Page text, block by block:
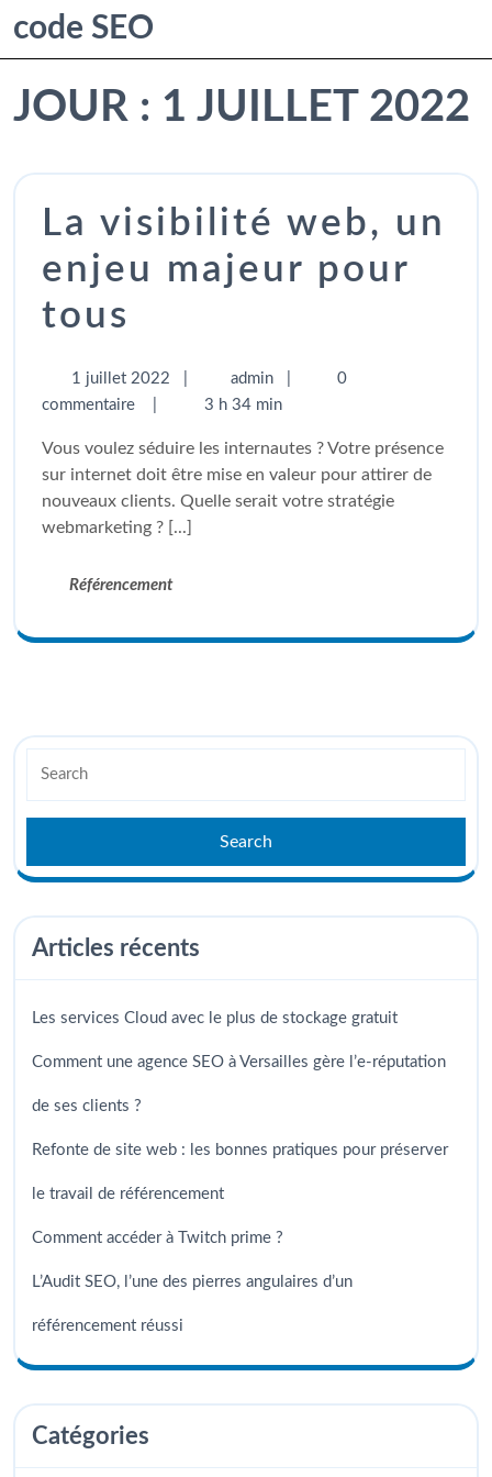
code SEO
JOUR : 1 JUILLET 2022
La visibilité web, un
enjeu majeur pour
tous
1 juillet 2022 admin
0
commentaire
3 h 34 min
Vous voulez séduire les internautes ? Votre présence
sur internet doit être mise en valeur pour attirer de
nouveaux clients. Quelle serait votre stratégie
webmarketing ? [...]
Référencement
Articles récents
Les services Cloud avec le plus de stockage gratuit
Comment une agence SEO à Versailles gère l’e-réputation
de ses clients ?
Refonte de site web : les bonnes pratiques pour préserver
le travail de référencement
Comment accéder à Twitch prime ?
L’Audit SEO, l’une des pierres angulaires d’un
référencement réussi
Catégories